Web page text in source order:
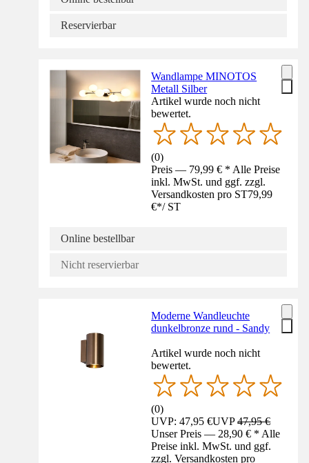
Reservierbar
Wandlampe MINOTOS
Metall Silber
Artikel wurde noch nicht
bewertet.
(0)
Preis — 79,99 € * Alle Preise
inkl. MwSt. und ggf. zzgl.
Versandkosten pro ST79,99
€*/ ST
Online bestellbar
Nicht reservierbar
Moderne Wandleuchte
dunkelbronze rund - Sandy
Artikel wurde noch nicht
bewertet.
(0)
UVP: 47,95 €UVP47,95 €
Unser Preis — 28,90 € * Alle
Preise inkl. MwSt. und ggf.
zzgl. Versandkosten pro